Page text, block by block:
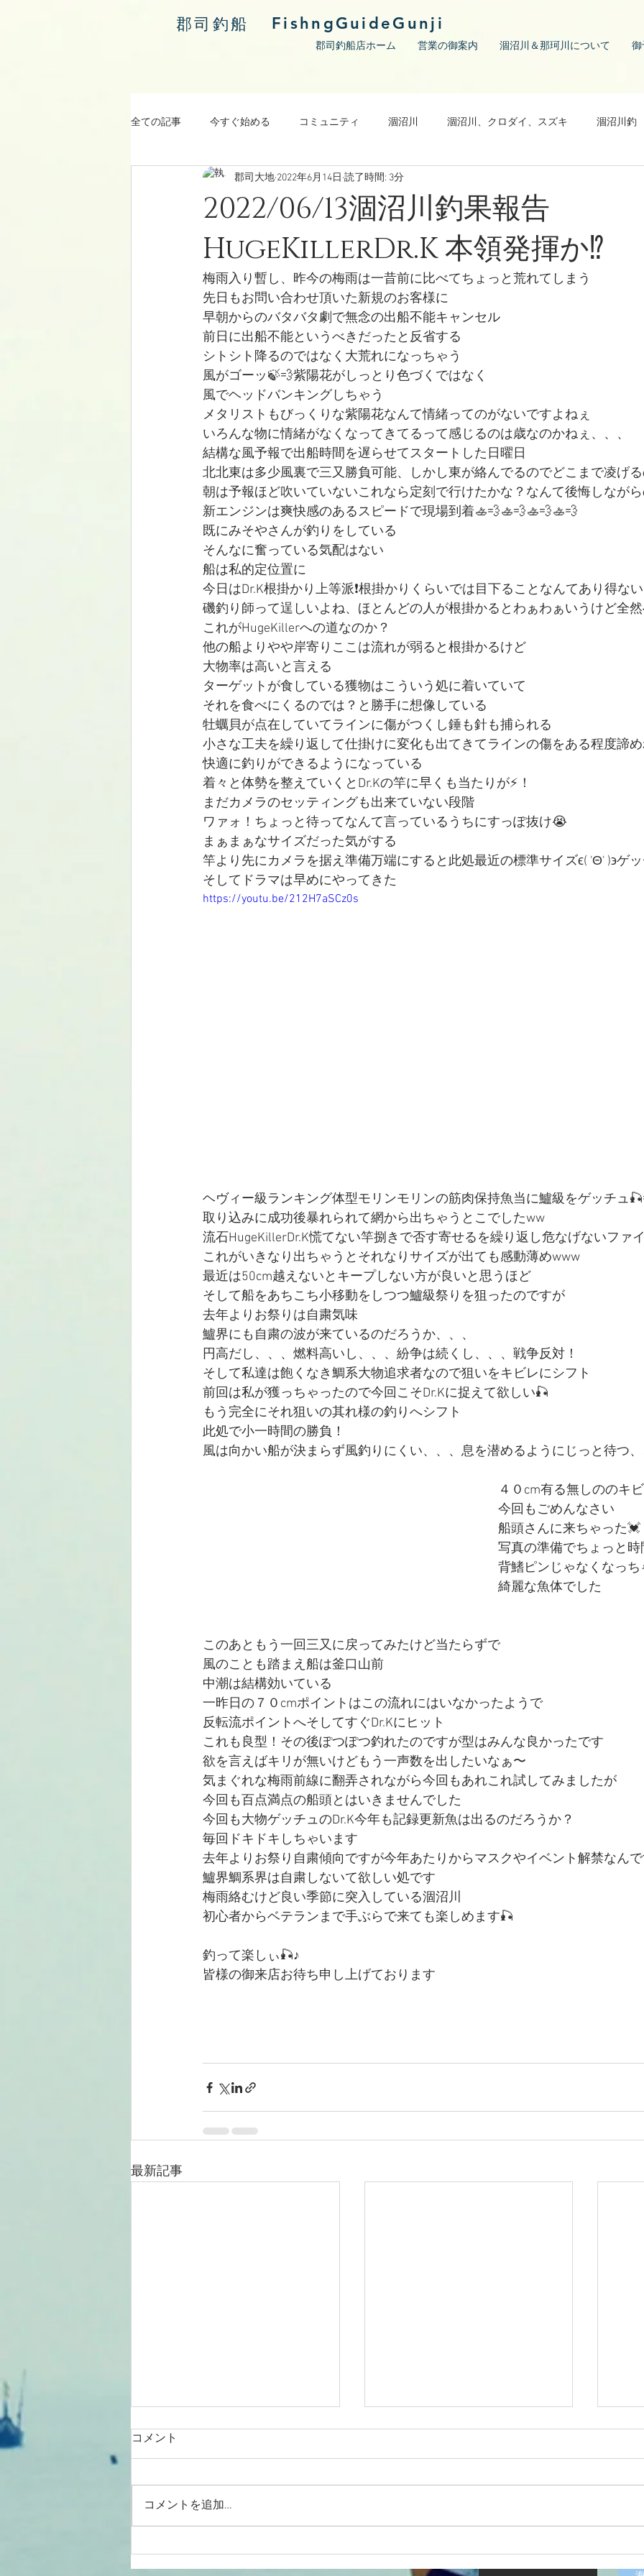
郡司釣船 FishngGuideGunji
郡司釣船店ホーム 営業の御案内 涸沼川＆那珂川について 御
全ての記事 今すぐ始める コミュニティ 涸沼川 涸沼川、クロダイ、スズキ 涸沼川釣
涸沼川釣果報告
2022/06/13涸沼川釣果報告
HugeKillerDr.K 本領発揮か⁉︎
郡司大地 2022年6月14日 読了時間: 3分
梅雨入り暫し、昨今の梅雨は一昔前に比べてちょっと荒れてしまう
先日もお問い合わせ頂いた新規のお客様に
早朝からのバタバタ劇で無念の出船不能キャンセル
前日に出船不能というべきだったと反省する
シトシト降るのではなく大荒れになっちゃう
風がゴーッ🍃💨紫陽花がしっとり色づくではなく
風でヘッドバンキングしちゃう
メタリストもびっくりな紫陽花なんて情緒ってのがないですよねぇ
いろんな物に情緒がなくなってきてるって感じるのは歳なのかねぇ、、、
結構な風予報で出船時間を遅らせてスタートした日曜日
北北東は多少風裏で三又勝負可能、しかし東が絡んでるのでどこまで凌げ
朝は予報ほど吹いていないこれなら定刻で行けたかな？なんて後悔しなが
新エンジンは爽快感のあるスピードで現場到着🚣💨🚣💨🚣💨🚣💨
既にみそやさんが釣りをしている
そんなに奮っている気配はない
船は私的定位置に
今日はDr.K根掛かり上等派❗️根掛かりくらいでは目下ることなんてあり得ない
磯釣り師って逞しいよね、ほとんどの人が根掛かるとわぁわぁいうけど全
これがHugeKillerへの道なのか？
他の船よりやや岸寄りここは流れが弱ると根掛かるけど
大物率は高いと言える
ターゲットが食している獲物はこういう処に着いていて
それを食べにくるのでは？と勝手に想像している
牡蠣貝が点在していてラインに傷がつくし錘も針も捕られる
小さな工夫を繰り返して仕掛けに変化も出てきてラインの傷をある程度諦
快適に釣りができるようになっている
着々と体勢を整えていくとDr.Kの竿に早くも当たりが⚡️！
まだカメラのセッティングも出来ていない段階
ワァォ！ちょっと待ってなんて言っているうちにすっぽ抜け😭
まぁまぁなサイズだった気がする
竿より先にカメラを据え準備万端にすると此処最近の標準サイズϵ( 'Θ' )϶ゲ
そしてドラマは早めにやってきた
https://youtu.be/212H7aSCz0s
ヘヴィー級ランキング体型モリンモリンの筋肉保持魚当に鱸級をゲッチュ
取り込みに成功後暴れられて網から出ちゃうとこでしたww
流石HugeKillerDr.K慌てない竿捌きで否す寄せるを繰り返し危なげないファ
これがいきなり出ちゃうとそれなりサイズが出ても感動薄めwww
最近は50cm越えないとキープしない方が良いと思うほど
そして船をあちこち小移動をしつつ鱸級祭りを狙ったのですが
去年よりお祭りは自粛気味
鱸界にも自粛の波が来ているのだろうか、、、
円高だし、、、燃料高いし、、、紛争は続くし、、、戦争反対！
そして私達は飽くなき鯛系大物追求者なので狙いをキビレにシフト
前回は私が獲っちゃったので今回こそDr.Kに捉えて欲しい🎣
もう完全にそれ狙いの其れ様の釣りへシフト
此処で小一時間の勝負！
風は向かい船が決まらず風釣りにくい、、、息を潜めるようにじっと待つ
４０cm有る無しののキ
今回もごめんなさい
船頭さんに来ちゃった💓
写真の準備でちょっと
背鰭ピンじゃなくなっ
綺麗な魚体でした
このあともう一回三又に戻ってみたけど当たらずで
風のことも踏まえ船は釜口山前
中潮は結構効いている
一昨日の７０cmポイントはこの流れにはいなかったようで
反転流ポイントへそしてすぐDr.Kにヒット
これも良型！その後ぽつぽつ釣れたのですが型はみんな良かったです
欲を言えばキリが無いけどもう一声数を出したいなぁ〜
気まぐれな梅雨前線に翻弄されながら今回もあれこれ試してみましたが
今回も百点満点の船頭とはいきませんでした
今回も大物ゲッチュのDr.K今年も記録更新魚は出るのだろうか？
毎回ドキドキしちゃいます
去年よりお祭り自粛傾向ですが今年あたりからマスクやイベント解禁なん
鱸界鯛系界は自粛しないて欲しい処です
梅雨絡むけど良い季節に突入している涸沼川
初心者からベテランまで手ぶらで来ても楽しめます🎣
釣って楽しぃ🎣♪
皆様の御来店お待ち申し上げております
最新記事
2026/08/01涸沼川釣果報告
KIZ様
2026/07/12涸沼川釣果報告
HugeKillerDr.K
KIZ
コメント
コメントを追加…